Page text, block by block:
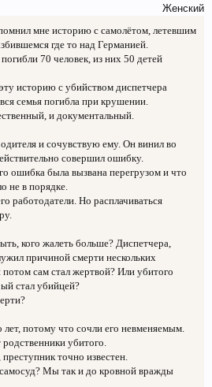
Женский
мне историю с самолётом, летевшим
где то над Германией.
70 человек, из них 50 детей
историю с убийством диспетчера
семья погибла при крушении.
и документальный.
и сочувствую ему. Он винил во
совершил ошибку.
ошибка была вызвана перегрузом и что
не в порядке.
работодатели. Но расплачиваться
кого жалеть больше? Диспетчера,
причиной смерти нескольких
потом сам стал жертвой? Или убитого
стал убийцей?
лет, потому что сочли его невменяемым.
убитого.
точно известен.
Мы так и до кровной вражды